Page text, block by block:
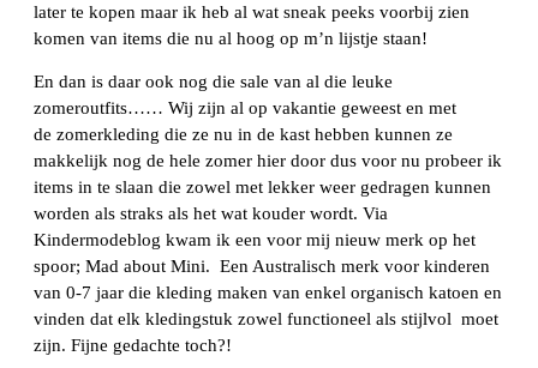
later te kopen maar ik heb al wat sneak peeks voorbij zien
komen van items die nu al hoog op m’n lijstje staan!
En dan is daar ook nog die sale van al die leuke
zomeroutfits…… Wij zijn al op vakantie geweest en met
de zomerkleding die ze nu in de kast hebben kunnen ze
makkelijk nog de hele zomer hier door dus voor nu probeer ik
items in te slaan die zowel met lekker weer gedragen kunnen
worden als straks als het wat kouder wordt. Via
Kindermodeblog kwam ik een voor mij nieuw merk op het
spoor; Mad about Mini. Een Australisch merk voor kinderen
van 0-7 jaar die kleding maken van enkel organisch katoen en
vinden dat elk kledingstuk zowel functioneel als stijlvol moet
zijn. Fijne gedachte toch?!